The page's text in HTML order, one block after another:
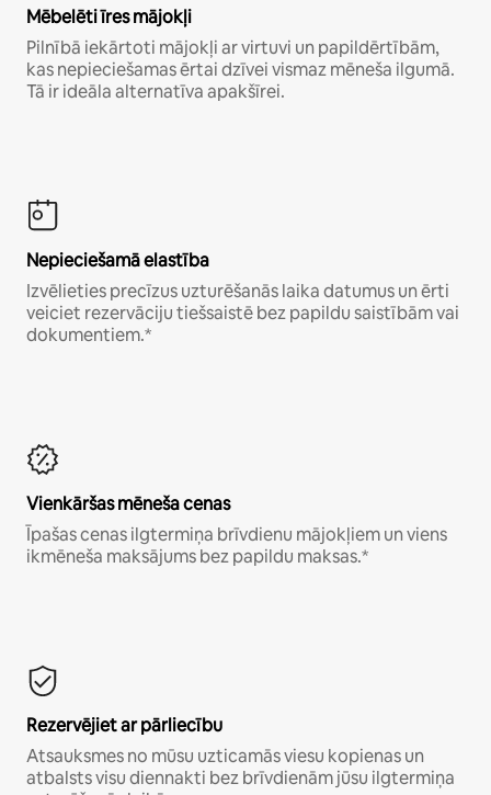
Mēbelēti īres mājokļi
Pilnībā iekārtoti mājokļi ar virtuvi un papildērtībām,
kas nepieciešamas ērtai dzīvei vismaz mēneša ilgumā.
Tā ir ideāla alternatīva apakšīrei.
Nepieciešamā elastība
Izvēlieties precīzus uzturēšanās laika datumus un ērti
veiciet rezervāciju tiešsaistē bez papildu saistībām vai
dokumentiem.*
Vienkāršas mēneša cenas
Īpašas cenas ilgtermiņa brīvdienu mājokļiem un viens
ikmēneša maksājums bez papildu maksas.*
Rezervējiet ar pārliecību
Atsauksmes no mūsu uzticamās viesu kopienas un
atbalsts visu diennakti bez brīvdienām jūsu ilgtermiņa